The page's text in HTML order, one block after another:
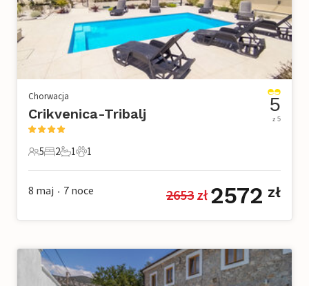
Chorwacja
Crikvenica-Tribalj
5 Goście
5
2 Sypialnie
2
1 Łazienka
1
1 Zwierzę domowe
1
5
z 5
8 maj • 7 noce 2653 zł 2572 zł